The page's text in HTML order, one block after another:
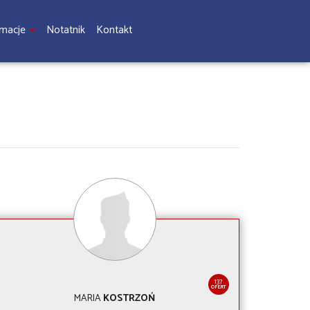
Notatnik Kontakt
137
OFERT
MARIAKOSTRZOŃ